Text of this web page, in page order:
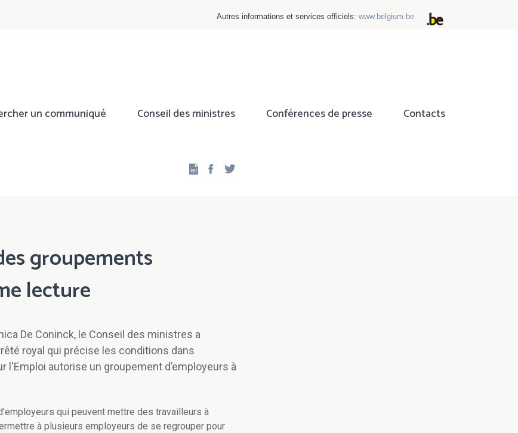
Autres informations et services officiels: www.belgium.be
un communiqué Conseil des ministres Conférences de presse Contacts
Facebook
groupements
lecture
De Coninck, le Conseil des ministres a
royal qui précise les conditions dans
l'Emploi autorise un groupement d’employeurs à
qui peuvent mettre des travailleurs à
à plusieurs employeurs de se regrouper pour